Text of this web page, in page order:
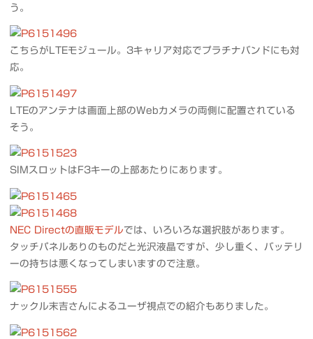
う。
こちらがLTEモジュール。3キャリア対応でプラチナバンドにも対
応。
LTEのアンテナは画面上部のWebカメラの両側に配置されている
そう。
SIMスロットはF3キーの上部あたりにあります。
NEC Directの直販モデルでは、いろいろな選択肢があります。
タッチパネルありのものだと光沢液晶ですが、少し重く、バッテリ
ーの持ちは悪くなってしまいますので注意。
ナックル末吉さんによるユーザ視点での紹介もありました。